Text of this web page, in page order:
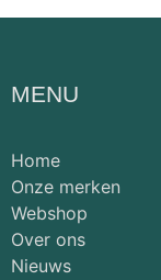
MENU
Home
Onze merken
Webshop
Over ons
Nieuws